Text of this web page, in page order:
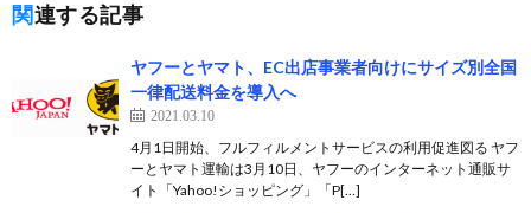
関連する記事
ヤフーとヤマト、EC出店事業者向けにサイズ別全国
一律配送料金を導入へ
2021.03.10
4月1日開始、フルフィルメントサービスの利用促進図る ヤフ
ーとヤマト運輸は3月10日、ヤフーのインターネット通販サ
イト「Yahoo!ショッピング」「P[…]